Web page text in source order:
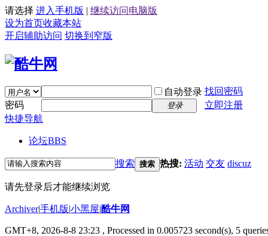
请选择 进入手机版 | 继续访问电脑版
设为首页收藏本站
开启辅助访问 切换到窄版
自动登录 找回密码
密码
登录
立即注册
快捷导航
论坛BBS
搜索 搜索 热搜: 活动 交友 discuz
请先登录后才能继续浏览
Archiver|手机版|小黑屋|酷牛网
GMT+8, 2026-8-8 23:23 , Processed in 0.005723 second(s), 5